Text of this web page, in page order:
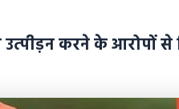
उत्पीड़न करने के आरोपों